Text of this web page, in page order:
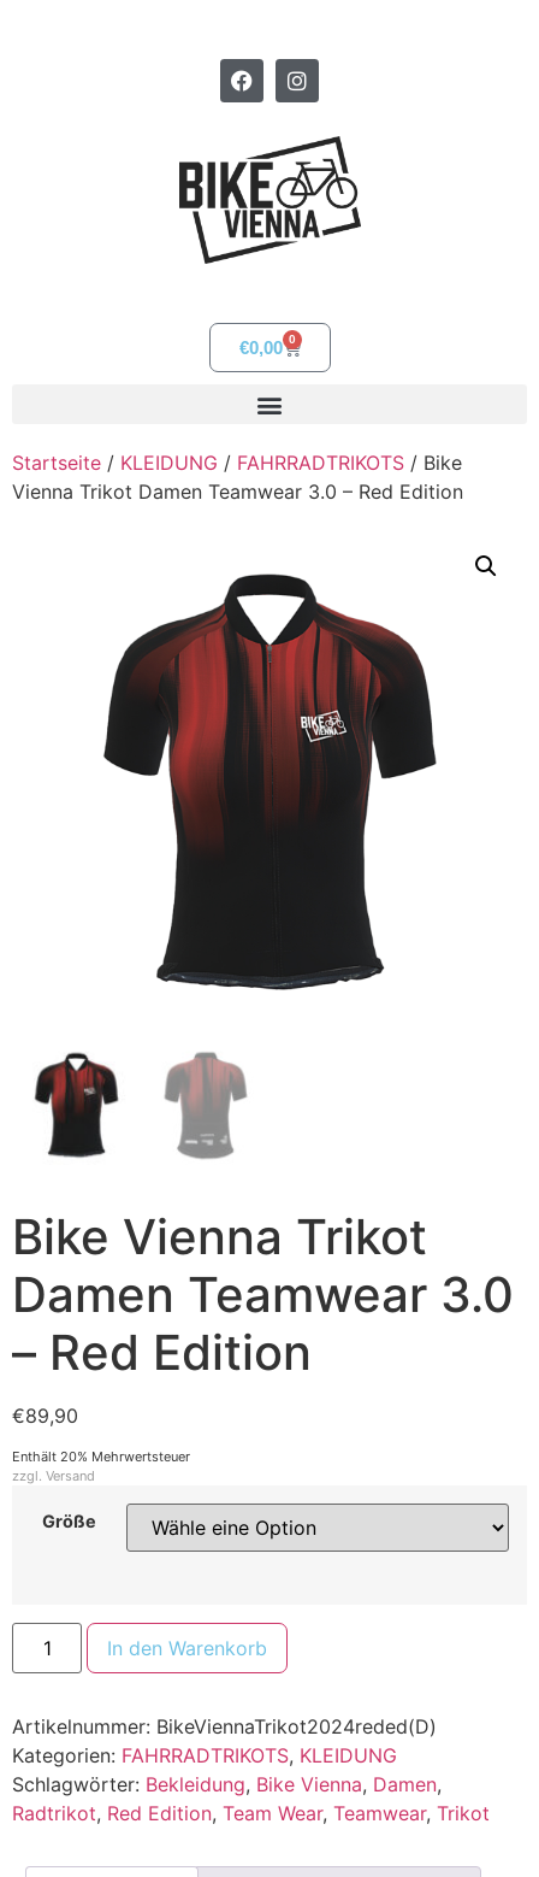
€0,00 0
Startseite / KLEIDUNG / FAHRRADTRIKOTS / Bike
Vienna Trikot Damen Teamwear 3.0 – Red Edition
Bike Vienna Trikot
Damen Teamwear 3.0
– Red Edition
€89,90
Enthält 20% Mehrwertsteuer
zzgl. Versand
Größe
In den Warenkorb
Artikelnummer: BikeViennaTrikot2024reded(D)
Kategorien: FAHRRADTRIKOTS, KLEIDUNG
Schlagwörter: Bekleidung, Bike Vienna, Damen,
Radtrikot, Red Edition, Team Wear, Teamwear, Trikot